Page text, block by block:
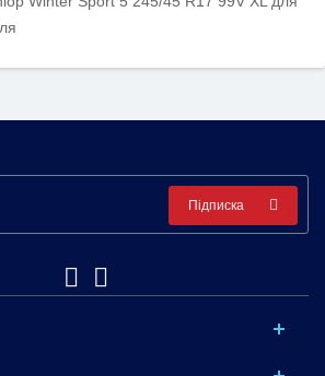
Підписка